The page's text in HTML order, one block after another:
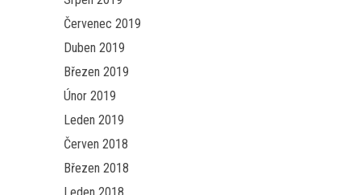
Červenec 2019
Duben 2019
Březen 2019
Únor 2019
Leden 2019
Červen 2018
Březen 2018